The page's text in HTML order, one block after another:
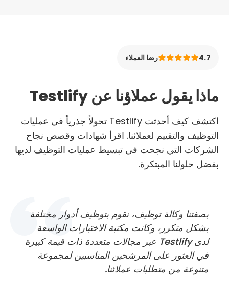
4.7 رضا العملاء
ماذا يقول عملاؤنا عن Testlify
اكتشف كيف أحدثت Testlify تحولاً جذرياً في عمليات
التوظيف والتقييم لعملائنا. اقرأ شهادات وقصص نجاح
الشركات التي نجحت في تبسيط عمليات التوظيف لديها
بفضل حلولنا المبتكرة.
بصفتنا وكالة توظيف، نقوم بتوظيف أدوار مختلفة
بشكل متكرر، وكانت مكتبة الاختبارات الواسعة
لدى Testlify عبر مجالات متعددة ذات قيمة كبيرة
في العثور على المرشحين المناسبين لمجموعة
متنوعة من متطلبات عملائنا.